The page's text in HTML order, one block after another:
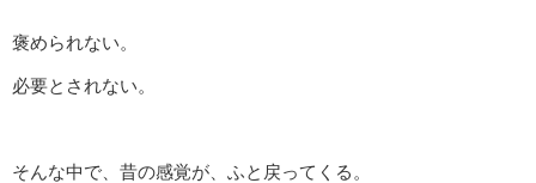
褒められない。
必要とされない。
そんな中で、昔の感覚が、ふと戻ってくる。